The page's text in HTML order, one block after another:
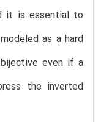
it is essential to
as a hard
even if a
the inverted